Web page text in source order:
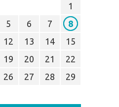
1
5 6 7
8
12 13 14
15
19 20 21
22
26 27 28
29